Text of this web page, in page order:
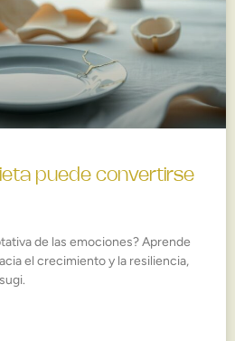
puede convertirse
de las emociones? Aprende
el crecimiento y la resiliencia,